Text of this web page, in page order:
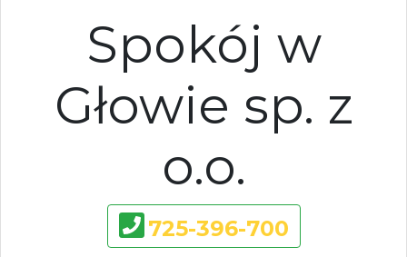
Spokój w
Głowie sp. z
o.o.
725-396-700